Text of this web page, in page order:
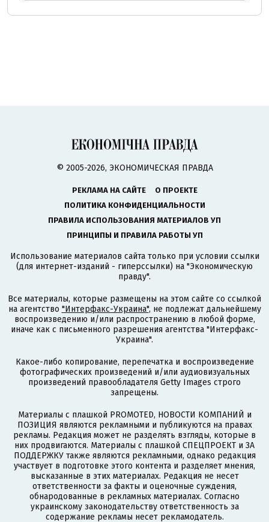
© 2005-2026, ЭКОНОМИЧЕСКАЯ ПРАВДА
РЕКЛАМА НА САЙТЕ
О ПРОЕКТЕ
ПОЛИТИКА КОНФИДЕНЦИАЛЬНОСТИ
ПРАВИЛА ИСПОЛЬЗОВАНИЯ МАТЕРИАЛОВ УП
ПРИНЦИПЫ И ПРАВИЛА РАБОТЫ УП
Использование материалов сайта только при условии ссылки
(для интернет-изданий - гиперссылки) на "Экономическую
правду".
Все материалы, которые размещены на этом сайте со ссылкой
на агентство "Интерфакс-Украина", не подлежат дальнейшему
воспроизведению и/или распространению в любой форме,
иначе как с письменного разрешения агентства "Интерфакс-
Украина".
Какое-либо копирование, перепечатка и воспроизведение
фотографических произведений и/или аудиовизуальных
произведений правообладателя Getty Images строго
запрещены.
Материалы с плашкой PROMOTED, НОВОСТИ КОМПАНИЙ и
ПОЗИЦИЯ являются рекламными и публикуются на правах
рекламы. Редакция может не разделять взгляды, которые в
них продвигаются. Материалы с плашкой СПЕЦПРОЕКТ и ЗА
ПОДДЕРЖКУ также являются рекламными, однако редакция
участвует в подготовке этого контента и разделяет мнения,
высказанные в этих материалах. Редакция не несет
ответственности за факты и оценочные суждения,
обнародованные в рекламных материалах. Согласно
украинскому законодательству ответственность за
содержание рекламы несет рекламодатель.